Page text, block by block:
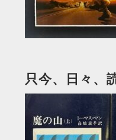
只今、日々、